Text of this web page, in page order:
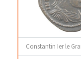
Constantin Ier le